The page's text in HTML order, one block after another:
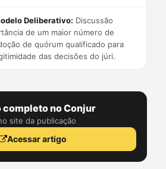
Deliberativo: Discussão
de um maior número de
de quórum qualificado para
das decisões do júri.
completo no Conjur
site da publicação
Acessar artigo